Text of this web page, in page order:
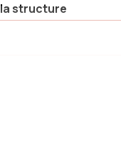
structure